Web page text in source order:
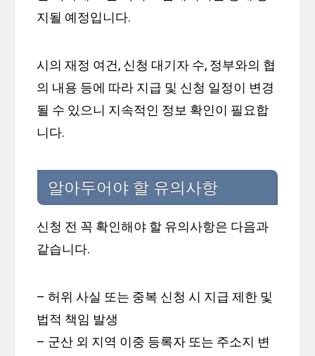
지될 예정입니다.
시의 재정 여건, 신청 대기자 수, 정부와의 협
의 내용 등에 따라 지급 및 신청 일정이 변경
될 수 있으니 지속적인 정보 확인이 필요합
니다.
알아두어야 할 유의사항
신청 전 꼭 확인해야 할 유의사항은 다음과
같습니다.
– 허위 사실 또는 중복 신청 시 지급 제한 및
법적 책임 발생
– 군산 외 지역 이중 등록자 또는 주소지 변